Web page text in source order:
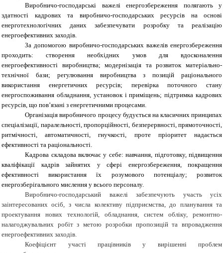
Виробничо-господарські важелі енергозбереження полягають у
здатності кадрових та виробничо-господарських ресурсів на основі
енерготехнологічних даних забезпечувати розробку та реалізацію
енергоефективних заходів.
За допомогою виробничо-господарських важелів енергозбереження
проходить: створення необхідних умов для вдосконалення
енергоефективності виробництва; модернізація та розвиток матеріально-
технічної бази; регулювання виробництва з позицій раціонального
використання енергетичних ресурсів; перевірка поточного стану
енергоспоживання обладнання, установок і приміщень; підтримка кадрових
ресурсів, що пов’язані з енергетичними процесами.
Організація виробничого процесу будується на класичних принципах
спеціалізації, паралельності, пропорційності, безперервності, прямоточності,
ритмічності, автоматичності, гнучкості, проте пріоритет надається
ефективності та раціональності.
Кадрова складова включає у себе: навчання, підготовку, підвищення
кваліфікації кадрів зайнятих у сфері енергозбереження, покращення
ефективності використання їх розумового потенціалу; розвиток
енергозберігального мислення у всього персоналу.
Виробничо-господарський важелі забезпечують участь усіх
заінтересованих осіб, з числа колективу підприємства, до планування та
проектування нових технологій, обладнання, систем обліку, ремонтно-
налагоджувальних робіт з метою розробки пропозицій та впровадження
енергоефективних заходів.
Коефіцієнт участі працівників у вирішенні проблем